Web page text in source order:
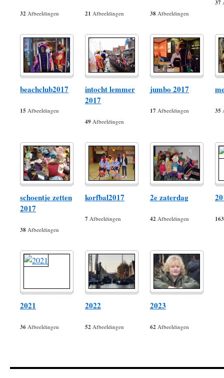
32 Afbeeldingen 21 Afbeeldingen 38 Afbeeldingen
37
beachclub2017
15 Afbeeldingen
intocht lemmer
2017
49 Afbeeldingen
jumbo 2017
17 Afbeeldingen 35
schoentje zetten
2017
38 Afbeeldingen
korfbal2017
7 Afbeeldingen
2e zaterdag
42 Afbeeldingen 163
2021
36 Afbeeldingen
2022
52 Afbeeldingen
2023
62 Afbeeldingen